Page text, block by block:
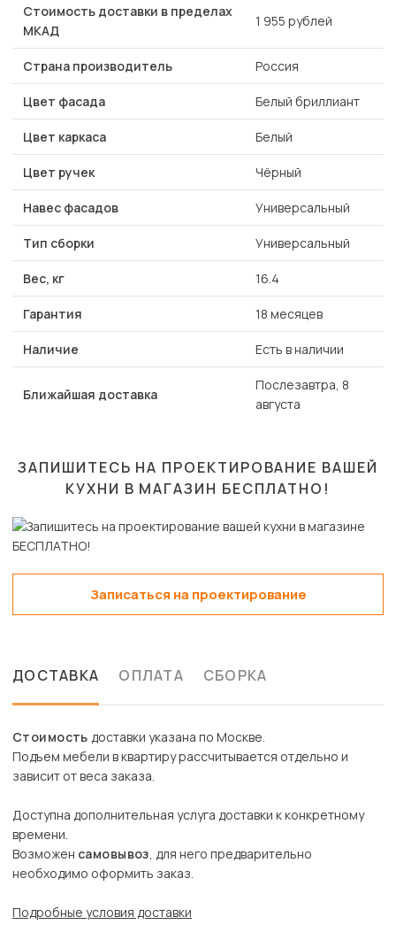
Стоимость доставки в пределах
МКАД
1 955 рублей
Страна производитель Россия
Цвет фасада Белый бриллиант
Цвет каркаса Белый
Цвет ручек Чёрный
Навес фасадов Универсальный
Тип сборки Универсальный
Вес, кг 16.4
Гарантия 18 месяцев
Наличие Есть в наличии
Ближайшая доставка
Послезавтра, 8
августа
ЗАПИШИТЕСЬ НА ПРОЕКТИРОВАНИЕ ВАШЕЙ
КУХНИ В МАГАЗИН БЕСПЛАТНО!
Записаться на проектирование
ДОСТАВКА ОПЛАТА СБОРКА
Стоимость доставки указана по Москве.
Подъем мебели в квартиру рассчитывается отдельно и
зависит от веса заказа.
Доступна дополнительная услуга доставки к конкретному
времени.
Возможен самовывоз, для него предварительно
необходимо оформить заказ.
Подробные условия доставки